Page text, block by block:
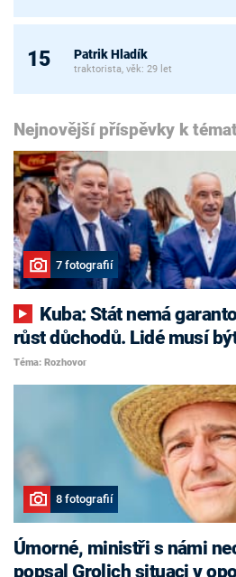
15 Patrik Hladík
traktorista, věk: 29 let
Nejnovější příspěvky k
7 fotografií
růst důchodů. Lidé musí
Téma: Rozhovor
8 fotografií
Úmorné, ministři s námi
popsal Grolich situaci v